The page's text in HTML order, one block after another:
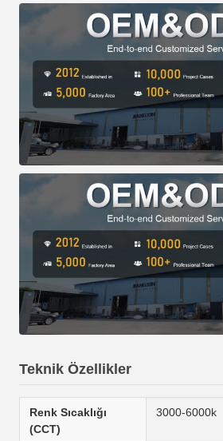
Teknik Özellikler
Renk Sıcaklığı
(CCT)
3000-6000k